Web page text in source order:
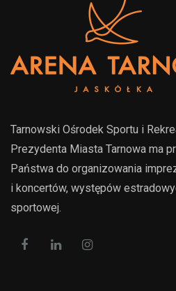
Tarnowski Ośrodek Sportu i
Prezydenta Miasta Tarnowa ma
Państwa do organizowania
i koncertów, występów
sportowej.